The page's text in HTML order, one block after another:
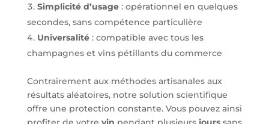
Simplicité d’usage: opérationnel en quelques
secondes, sans compétence particulière
Universalité: compatible avec tous les
champagnes et vins pétillants du commerce
Contrairement aux méthodes artisanales aux
résultats aléatoires, notre solution scientifique
offre une protection constante. Vous pouvez ainsi